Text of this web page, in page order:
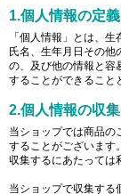
1.個人情報の定義
「個人情報」とは、
氏名、生年月日その他
の、及び他の情報と容
することができること
2.個人情報の収集
当ショップでは商品の
することがございます。
収集するにあたっては
当ショップで収集する